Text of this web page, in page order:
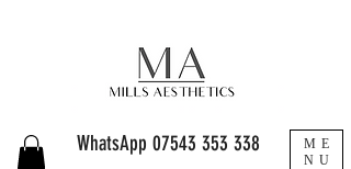
ME
NU
WhatsApp 07543 353 338